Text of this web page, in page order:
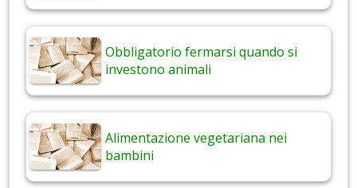
Obbligatorio fermarsi quando si
investono animali
Alimentazione vegetariana nei
bambini